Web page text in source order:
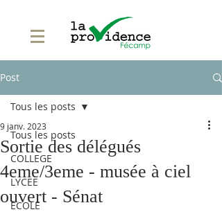
Post
Tous les posts
COLLEGE
LYCEE
ECOLE
Tous les posts
Sortie des délégués
4eme/3eme - musée à ciel
ouvert - Sénat
9 janv. 2023